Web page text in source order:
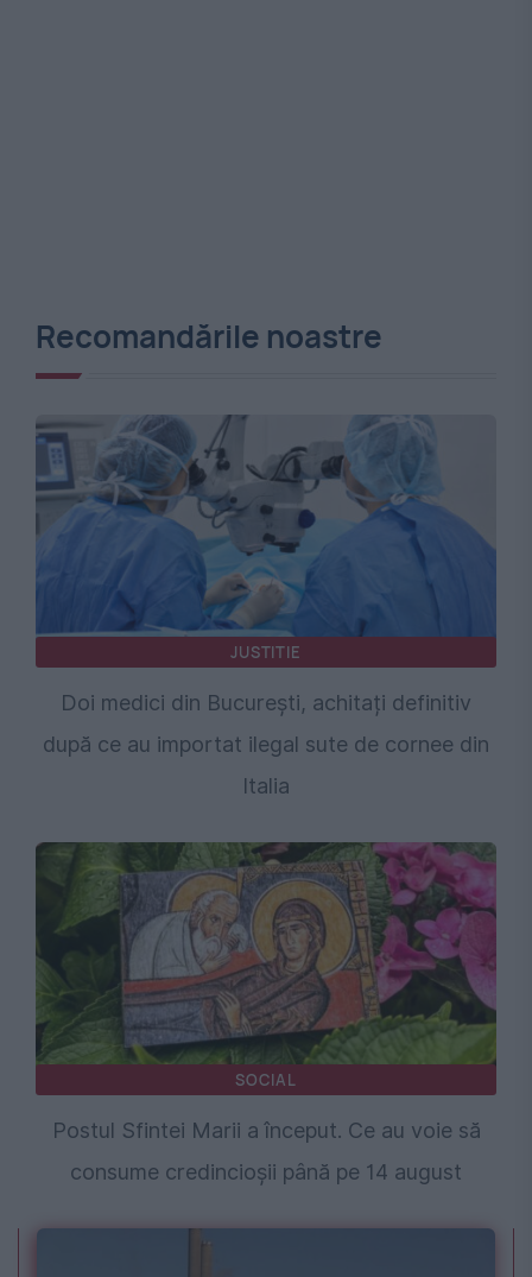
Recomandările noastre
JUSTITIE
Doi medici din București, achitați definitiv
după ce au importat ilegal sute de cornee din
Italia
SOCIAL
Postul Sfintei Marii a început. Ce au voie să
consume credincioșii până pe 14 august